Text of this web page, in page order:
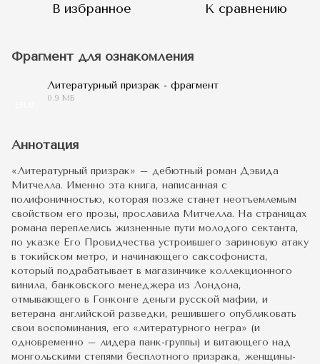
В избранное К сравнению
Фрагмент для ознакомления
Литературный призрак - фрагмент
0.9 МБ
Аннотация
«Литературный призрак» – дебютный роман Дэвида
Митчелла. Именно эта книга, написанная с
полифоничностью, которая позже станет неотъемлемым
свойством его прозы, прославила Митчелла. На страницах
романа переплелись жизненные пути молодого сектанта,
по указке Его Провидчества устроившего зариновую атаку
в токийском метро, и начинающего саксофониста,
который подрабатывает в магазинчике коллекционного
винила, банковского менеджера из Лондона,
отмывающего в Гонконге деньги русской мафии, и
ветерана английской разведки, решившего опубликовать
свои воспоминания, его «литературного негра» (и
одновременно – лидера панк-группы) и витающего над
монгольскими степями бесплотного призрака, женщины-